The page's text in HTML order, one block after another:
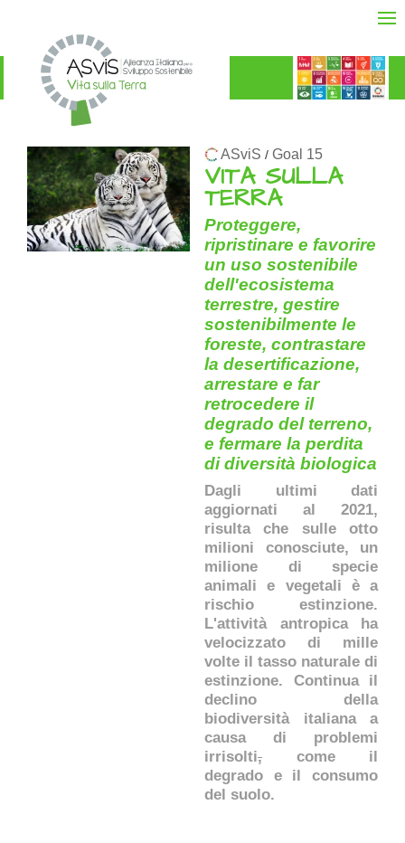
ASviS / Goal 15
VITA SULLA
TERRA
Proteggere,
ripristinare e favorire
un uso sostenibile
dell'ecosistema
terrestre, gestire
sostenibilmente le
foreste, contrastare
la desertificazione,
arrestare e far
retrocedere il
degrado del terreno,
e fermare la perdita
di diversità biologica
Dagli ultimi dati
aggiornati al 2021,
risulta che sulle otto
milioni conosciute, un
milione di specie
animali e vegetali è a
rischio estinzione.
L'attività antropica ha
velocizzato di mille
volte il tasso naturale di
estinzione. Continua il
declino della
biodiversità italiana a
causa di problemi
irrisolti, come il
degrado e il consumo
del suolo.